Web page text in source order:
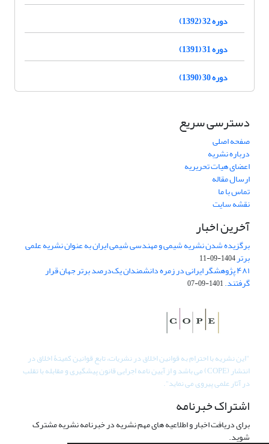
دوره 32 (1392)
دوره 31 (1391)
دوره 30 (1390)
دسترسی سریع
صفحه اصلی
درباره نشریه
اعضای هیات تحریریه
ارسال مقاله
تماس با ما
نقشه سایت
آخرین اخبار
برگزیده شدن نشریه شیمی و مهندسی شیمی ایران به عنوان نشریه علمی
برتر1404-09-11
۴۸۱ پژوهشگر ایرانی در زمره دانشمندان یک‌درصد برتر جهان قرار
گرفتند.1401-09-07
"این نشریه با احترام به قوانین اخلاق در نشریات، تابع قوانین کمیتۀ اخلاق در
انتشار (COPE) می باشد و از آیین نامه اجرایی قانون پیشگیری و مقابله با تقلب
در آثار علمی پیروی می نماید".
اشتراک خبرنامه
برای دریافت اخبار و اطلاعیه های مهم نشریه در خبرنامه نشریه مشترک
شوید.